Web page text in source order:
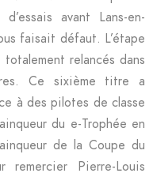
avant Lans-en-
faisait défaut. L’étape
relancés dans
Ce sixième titre a
à des pilotes de classe
du e-Trophée en
de la Coupe du
remercier Pierre-Louis